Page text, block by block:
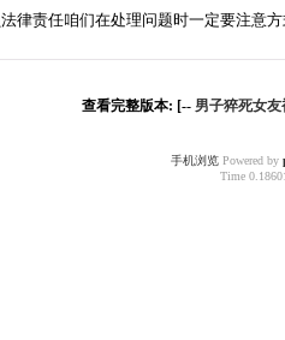
律责任咱们在处理问题时一定要注意
查看完整版本: [-- 男子猝死女
手机浏览Powered by
Time